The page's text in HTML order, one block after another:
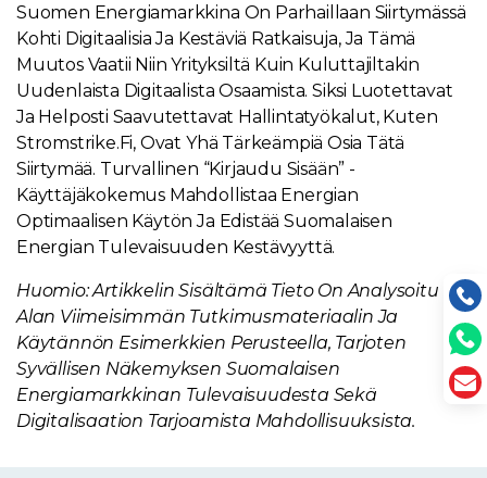
Suomen Energiamarkkina On Parhaillaan Siirtymässä
Kohti Digitaalisia Ja Kestäviä Ratkaisuja, Ja Tämä
Muutos Vaatii Niin Yrityksiltä Kuin Kuluttajiltakin
Uudenlaista Digitaalista Osaamista. Siksi Luotettavat
Ja Helposti Saavutettavat Hallintatyökalut, Kuten
Stromstrike.fi, Ovat Yhä Tärkeämpiä Osia Tätä
Siirtymää. Turvallinen “kirjaudu Sisään” -
Käyttäjäkokemus Mahdollistaa Energian
Optimaalisen Käytön Ja Edistää Suomalaisen
Energian Tulevaisuuden Kestävyyttä.
Huomio: Artikkelin Sisältämä Tieto On Analysoitu
Alan Viimeisimmän Tutkimusmateriaalin Ja
Käytännön Esimerkkien Perusteella, Tarjoten
Syvällisen Näkemyksen Suomalaisen
Energiamarkkinan Tulevaisuudesta Sekä
Digitalisaation Tarjoamista Mahdollisuuksista.